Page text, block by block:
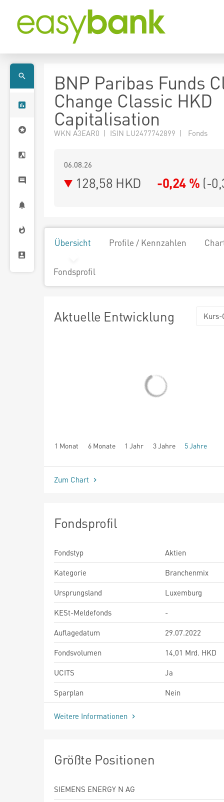
BNP Paribas Funds
Change Classic HKD
Capitalisation
WKN A3EAR0 | ISIN LU2477742899 | Fonds
06.08.26
128,58 HKD -0,24 % (-
Übersicht Profile / Kennzahlen
Fondsprofil
Aktuelle Entwicklung Kurs-
1 Monat 6 Monate 1 Jahr 3 Jahre 5 Jahre
seit Beginn
Zum Chart
Fondsprofil
Fondstyp
Aktien
Kategorie
Branchenmix
Ursprungsland
Luxemburg
KESt-Meldefonds
-
Auflagedatum
29.07.2022
Fondsvolumen
14,01 Mrd. HKD
UCITS
Ja
Sparplan
Nein
Weitere Informationen
Größte Positionen
SIEMENS ENERGY N AG